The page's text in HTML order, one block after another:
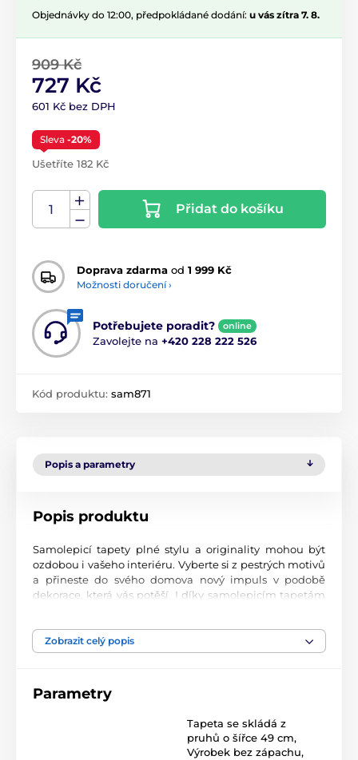
Objednávky do 12:00, předpokládané dodání: u vás zítra 7. 8.
909 Kč
727 Kč
601 Kč bez DPH
Sleva -20%
Ušetříte 182 Kč
Přidat do košíku
Doprava zdarma od 1 999 Kč
Možnosti doručení ›
Potřebujete poradit? online
Zavolejte na +420 228 222 526
Kód produktu: sam871
Popis a parametry
Popis produktu
Samolepicí tapety plné stylu a originality mohou být
ozdobou i vašeho interiéru. Vyberte si z pestrých motivů
a přineste do svého domova nový impuls v podobě
dekorace, která vás potěší. I díky samolepicím tapetám
Perfektní tiskové zpracování
materiál s jemným povrchem a matným vzhledem. Tisk
90 µm. Tyto tapety neobsahují PVC a jsou opatřeny silně
přilnavým akrylovým lepidlem, které zajistí jejich pevné
uchycení na stěnu. Díky použití inkoustového tisku jsou
Zobrazit celý popis
Parametry
Tapeta se skládá z
pruhů o šířce 49 cm,
Výrobek bez zápachu,